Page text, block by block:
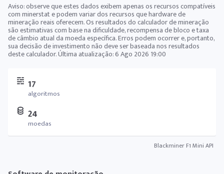
17
algoritmos
24
moedas
Blackminer F1 Mini API
Aviso: observe que estes dados exibem apenas os recursos compatíveis
com minerstat e podem variar dos recursos que hardware de
mineração reais oferecem. Os resultados do calculador de mineração
são estimativas com base na dificuldade, recompensa de bloco e taxa
de câmbio atual da moeda específica. Erros podem ocorrer e, portanto,
sua decisão de investimento não deve ser baseada nos resultados
deste calculador. Última atualização:6 Ago 2026 19:00